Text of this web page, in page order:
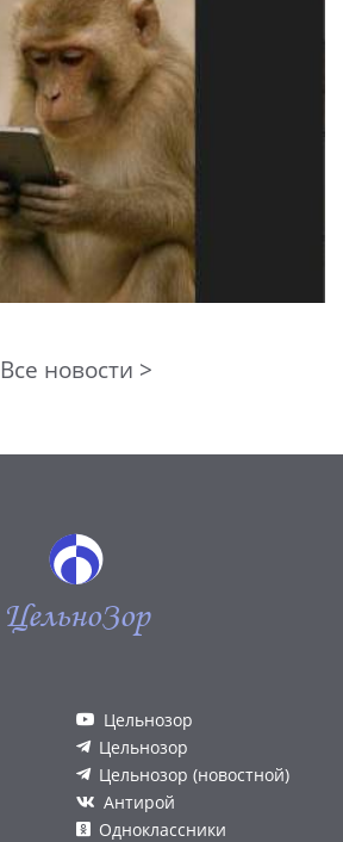
Все новости >
ЦельноЗор
Цельнозор
Цельнозор
Цельнозор (новостной)
Антирой
Одноклассники